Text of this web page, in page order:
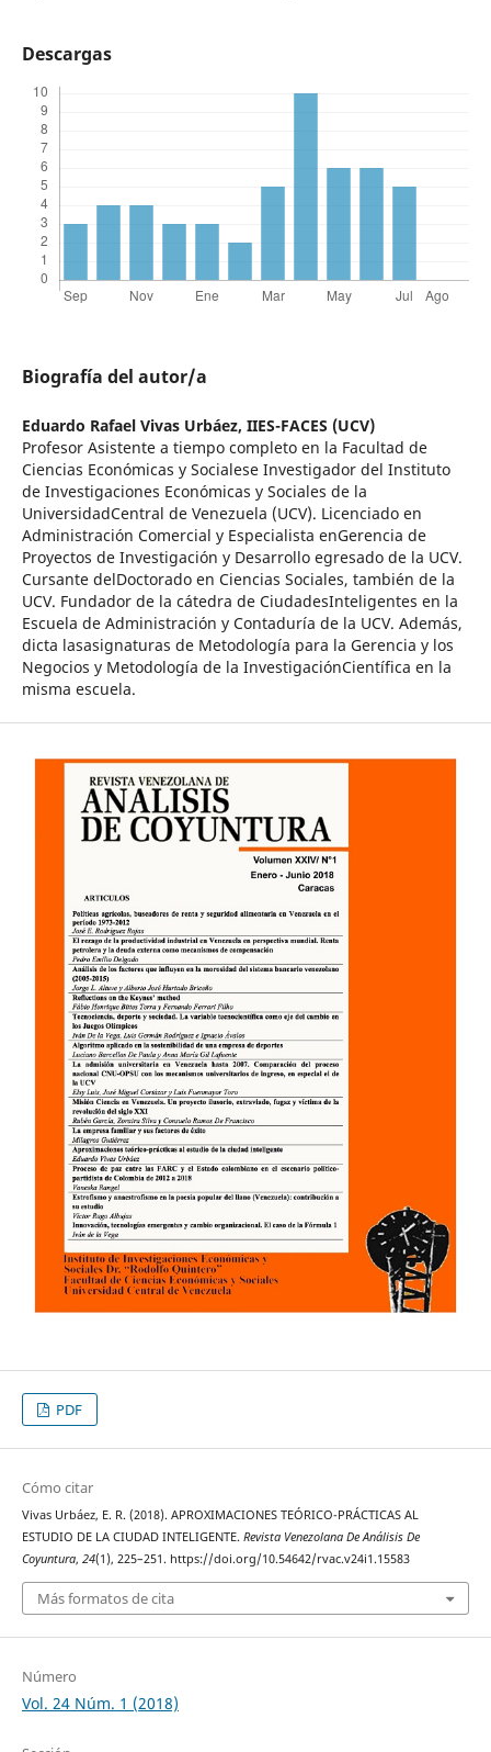
Descargas
Biografía del autor/a
Eduardo Rafael Vivas Urbáez, IIES-FACES (UCV)
Profesor Asistente a tiempo completo en la Facultad de
Ciencias Económicas y Socialese Investigador del Instituto
de Investigaciones Económicas y Sociales de la
UniversidadCentral de Venezuela (UCV). Licenciado en
Administración Comercial y Especialista enGerencia de
Proyectos de Investigación y Desarrollo egresado de la UCV.
Cursante delDoctorado en Ciencias Sociales, también de la
UCV. Fundador de la cátedra de CiudadesInteligentes en la
Escuela de Administración y Contaduría de la UCV. Además,
dicta lasasignaturas de Metodología para la Gerencia y los
Negocios y Metodología de la InvestigaciónCientífica en la
misma escuela.
PDF
Cómo citar
Vivas Urbáez, E. R. (2018). APROXIMACIONES TEÓRICO-PRÁCTICAS AL
ESTUDIO DE LA CIUDAD INTELIGENTE. Revista Venezolana De Análisis De
Coyuntura, 24(1), 225–251. https://doi.org/10.54642/rvac.v24i1.15583
Más formatos de cita
Número
Vol. 24 Núm. 1 (2018)